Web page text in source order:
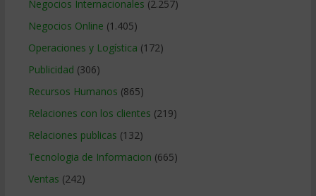
Negocios Internacionales (2.257)
Negocios Online (1.405)
Operaciones y Logística (172)
Publicidad (306)
Recursos Humanos (865)
Relaciones con los clientes (219)
Relaciones publicas (132)
Tecnologia de Informacion (665)
Ventas (242)